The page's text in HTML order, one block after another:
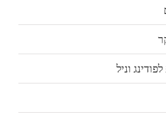
וניל